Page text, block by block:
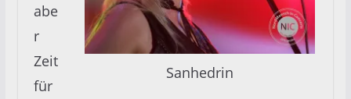
Sanhedrin
abe
r
Zeit
für